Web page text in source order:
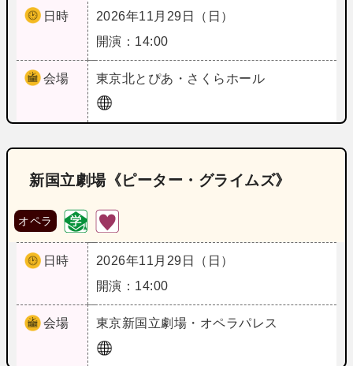
日時
2026年11月29日（日）
開演：14:00
会場 東京北とぴあ・さくらホール
新国立劇場《ピーター・グライムズ》
オペラ
日時
2026年11月29日（日）
開演：14:00
会場 東京新国立劇場・オペラパレス